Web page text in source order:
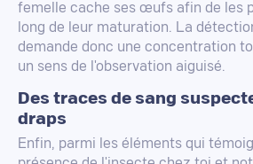
femelle cache ses œufs afin de les
long de leur maturation. La
demande donc une concentration
un sens de l'observation aiguisé.
Des traces de sang
draps
Enfin, parmi les éléments qui